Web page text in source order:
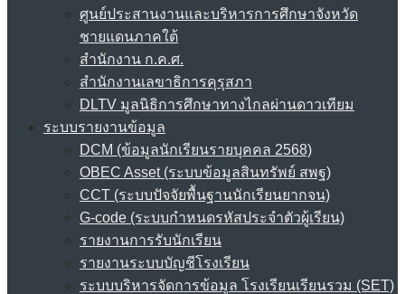
ศูนย์ประสานงานและบริหารการศึกษาจังหวัด
ชายแดนภาคใต้
สำนักงาน ก.ค.ศ.
สำนักงานเลขาธิการคุรุสภา
DLTV มูลนิธิการศึกษาทางไกลผ่านดาวเทียม
ระบบรายงานข้อมูล
DCM (ข้อมูลนักเรียนรายบุคคล 2568)
OBEC Asset (ระบบข้อมูลสินทรัพย์ สพฐ)
CCT (ระบบปัจจัยพื้นฐานนักเรียนยากจน)
G-code (ระบบกำหนดรหัสประจำตัวผู้เรียน)
รายงานการรับนักเรียน
รายงานระบบบัญชีโรงเรียน
ระบบบริหารจัดการข้อมูล โรงเรียนเรียนรวม (SET)